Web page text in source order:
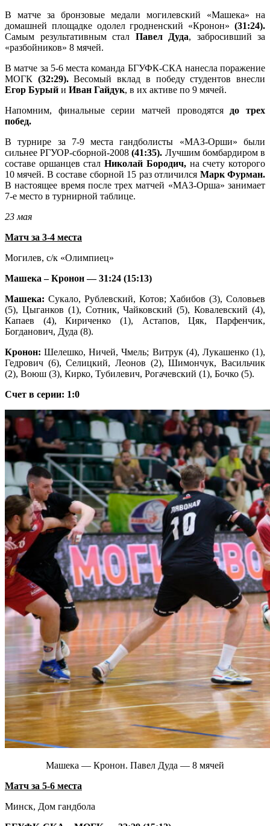
В матче за бронзовые медали могилевский «Машека» на
домашней площадке одолел гродненский «Кронон» (31:24).
Самым результативным стал Павел Дуда, забросивший за
«разбойников» 8 мячей.
В матче за 5-6 места команда БГУФК-СКА нанесла поражение
МОГК (32:29).Весомый вклад в победу студентов внесли
Егор Бурый и Иван Гайдук, в их активе по 9 мячей.
Напомним, финальные серии матчей проводятся до трех
побед.
В турнире за 7-9 места гандболисты «МАЗ-Орши» были
сильнее РГУОР-сборной-2008(41:35). Лучшим бомбардиром в
составе оршанцев сталНиколай Бородич,на счету которого
10 мячей. В составе сборной 15 раз отличился Марк Фурман.
В настоящее время после трех матчей «МАЗ-Орша» занимает
7-е место в турнирной таблице.
23 мая
Матч за 3-4 места
Могилев, с/к «Олимпиец»
Машека – Кронон — 31:24 (15:13)
Машека: Сукало, Рублевский, Котов; Хабибов (3), Соловьев
(5), Цыганков (1), Сотник, Чайковский (5), Ковалевский (4),
Капаев (4), Кириченко (1), Астапов, Цяк, Парфенчик,
Богданович, Дуда (8).
Кронон: Шелешко, Ничей, Чмель; Витрук (4), Лукашенко (1),
Гедрович (6), Селицкий, Леонов (2), Шимончук, Васильчик
(2), Воюш (3), Кирко, Тубилевич, Рогачевский (1), Бочко (5).
Счет в серии: 1:0
Машека — Кронон. Павел Дуда — 8 мячей
Матч за 5-6 места
Минск, Дом гандбола